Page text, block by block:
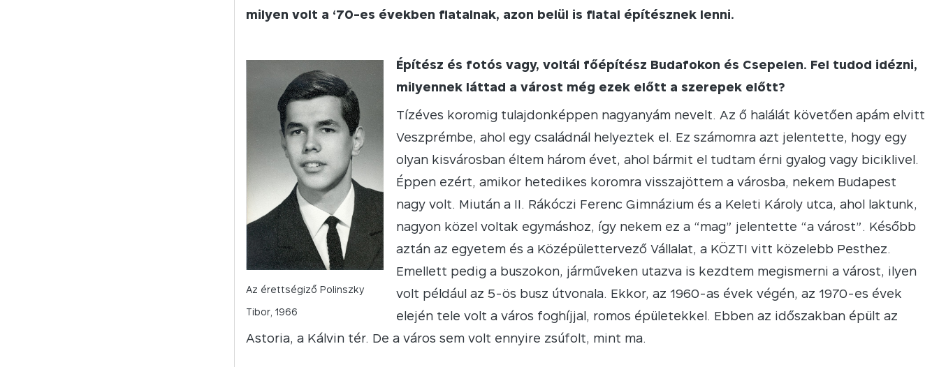
milyen volt a ‘70-es években fiatalnak, azon belül is fiatal építésznek lenni.
Az érettségiző Polinszky
Tibor, 1966
Építész és fotós vagy, voltál főépítész Budafokon és Csepelen. Fel tudod idézni,
milyennek láttad a várost még ezek előtt a szerepek előtt?
Tízéves koromig tulajdonképpen nagyanyám nevelt. Az ő halálát követően apám elvitt
Veszprémbe, ahol egy családnál helyeztek el. Ez számomra azt jelentette, hogy egy
olyan kisvárosban éltem három évet, ahol bármit el tudtam érni gyalog vagy biciklivel.
Éppen ezért, amikor hetedikes koromra visszajöttem a városba, nekem Budapest
nagy volt. Miután a II. Rákóczi Ferenc Gimnázium és a Keleti Károly utca, ahol laktunk,
nagyon közel voltak egymáshoz, így nekem ez a “mag” jelentette “a várost”. Később
aztán az egyetem és a Középülettervező Vállalat, a KÖZTI vitt közelebb Pesthez.
Emellett pedig a buszokon, járműveken utazva is kezdtem megismerni a várost, ilyen
volt például az 5-ös busz útvonala. Ekkor, az 1960-as évek végén, az 1970-es évek
elején tele volt a város foghíjjal, romos épületekkel. Ebben az időszakban épült az
Astoria, a Kálvin tér. De a város sem volt ennyire zsúfolt, mint ma.